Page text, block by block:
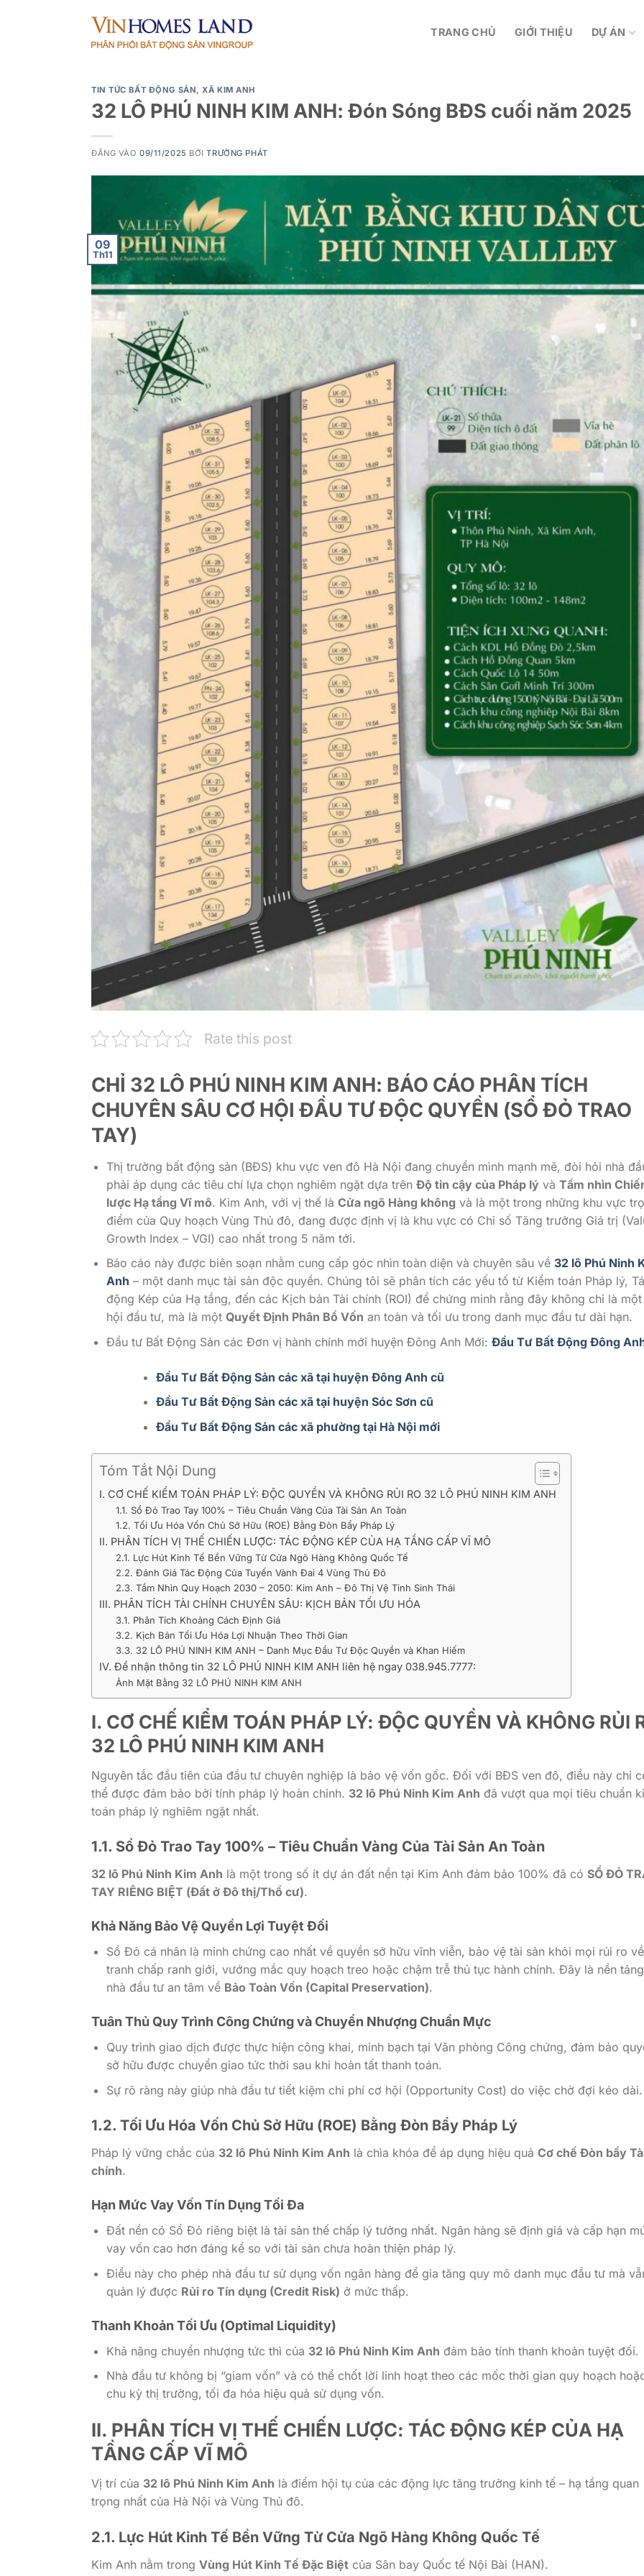
TRANG CHỦ GIỚI THIỆU DỰ ÁN
TIN TỨC BẤT ĐỘNG SẢN,XÃ KIM ANH
32 LÔ PHÚ NINH KIM ANH: Đón Sóng BĐS cuối năm 2025
ĐĂNG VÀO09/11/2025 BỞITRƯỜNG PHÁT
09
Th11
Rate this post
CHỈ 32 LÔ PHÚ NINH KIM ANH: BÁO CÁO PHÂN TÍCH
CHUYÊN SÂU CƠ HỘI ĐẦU TƯ ĐỘC QUYỀN (SỔ ĐỎ TRAO
TAY)
Thị trường bất động sản (BĐS) khu vực ven đô Hà Nội đang chuyển mình mạnh mẽ, đòi hỏi nhà
phải áp dụng các tiêu chí lựa chọn nghiêm ngặt dựa trên Độ tin cậy của Pháp lývà Tầm nhìn
lược Hạ tầng Vĩ mô. Kim Anh, với vị thế là Cửa ngõ Hàng không và là một trong những khu vực
điểm của Quy hoạch Vùng Thủ đô, đang được định vị là khu vực có Chỉ số Tăng trưởng Giá trị
Growth Index – VGI) cao nhất trong 5 năm tới.
Báo cáo này được biên soạn nhằm cung cấp góc nhìn toàn diện và chuyên sâu về 32 lô Phú Ninh
Anh – một danh mục tài sản độc quyền. Chúng tôi sẽ phân tích các yếu tố từ Kiểm toán Pháp lý,
động Kép của Hạ tầng, đến các Kịch bản Tài chính (ROI) để chứng minh rằng đây không chỉ là
hội đầu tư, mà là một Quyết Định Phân Bổ Vốn an toàn và tối ưu trong danh mục đầu tư dài hạn.
Đầu tư Bất Động Sản các Đơn vị hành chính mới huyện Đông Anh Mới: Đầu Tư Bất Động Đông
Đầu Tư Bất Động Sản các xã tại huyện Đông Anh cũ
Đầu Tư Bất Động Sản các xã tại huyện Sóc Sơn cũ
Đầu Tư Bất Động Sản các xã phường tại Hà Nội mới
Tóm Tắt Nội Dung
I. CƠ CHẾ KIỂM TOÁN PHÁP LÝ: ĐỘC QUYỀN VÀ KHÔNG RỦI RO 32 LÔ PHÚ NINH KIM ANH
1.1. Sổ Đỏ Trao Tay 100% – Tiêu Chuẩn Vàng Của Tài Sản An Toàn
1.2. Tối Ưu Hóa Vốn Chủ Sở Hữu (ROE) Bằng Đòn Bẩy Pháp Lý
II. PHÂN TÍCH VỊ THẾ CHIẾN LƯỢC: TÁC ĐỘNG KÉP CỦA HẠ TẦNG CẤP VĨ MÔ
2.1. Lực Hút Kinh Tế Bền Vững Từ Cửa Ngõ Hàng Không Quốc Tế
2.2. Đánh Giá Tác Động Của Tuyến Vành Đai 4 Vùng Thủ Đô
2.3. Tầm Nhìn Quy Hoạch 2030 – 2050: Kim Anh – Đô Thị Vệ Tinh Sinh Thái
III. PHÂN TÍCH TÀI CHÍNH CHUYÊN SÂU: KỊCH BẢN TỐI ƯU HÓA
3.1. Phân Tích Khoảng Cách Định Giá
3.2. Kịch Bản Tối Ưu Hóa Lợi Nhuận Theo Thời Gian
3.3. 32 LÔ PHÚ NINH KIM ANH – Danh Mục Đầu Tư Độc Quyền và Khan Hiếm
IV. Để nhận thông tin 32 LÔ PHÚ NINH KIM ANH liên hệ ngay 038.945.7777:
Ảnh Mặt Bằng 32 LÔ PHÚ NINH KIM ANH
I. CƠ CHẾ KIỂM TOÁN PHÁP LÝ: ĐỘC QUYỀN VÀ KHÔNG RỦI
32 LÔ PHÚ NINH KIM ANH
Nguyên tắc đầu tiên của đầu tư chuyên nghiệp là bảo vệ vốn gốc. Đối với BĐS ven đô, điều này chỉ
thể được đảm bảo bởi tính pháp lý hoàn chỉnh. 32 lô Phú Ninh Kim Anh đã vượt qua mọi tiêu chuẩn
toán pháp lý nghiêm ngặt nhất.
1.1. Sổ Đỏ Trao Tay 100% – Tiêu Chuẩn Vàng Của Tài Sản An Toàn
32 lô Phú Ninh Kim Anh là một trong số ít dự án đất nền tại Kim Anh đảm bảo 100% đã có SỔ ĐỎ
TAY RIÊNG BIỆT (Đất ở Đô thị/Thổ cư).
Khả Năng Bảo Vệ Quyền Lợi Tuyệt Đối
Sổ Đỏ cá nhân là minh chứng cao nhất về quyền sở hữu vĩnh viễn, bảo vệ tài sản khỏi mọi rủi ro về
tranh chấp ranh giới, vướng mắc quy hoạch treo hoặc chậm trễ thủ tục hành chính. Đây là nền
nhà đầu tư an tâm về Bảo Toàn Vốn (Capital Preservation).
Tuân Thủ Quy Trình Công Chứng và Chuyển Nhượng Chuẩn Mực
Quy trình giao dịch được thực hiện công khai, minh bạch tại Văn phòng Công chứng, đảm bảo
sở hữu được chuyển giao tức thời sau khi hoàn tất thanh toán.
Sự rõ ràng này giúp nhà đầu tư tiết kiệm chi phí cơ hội (Opportunity Cost) do việc chờ đợi kéo dài.
1.2. Tối Ưu Hóa Vốn Chủ Sở Hữu (ROE) Bằng Đòn Bẩy Pháp Lý
Pháp lý vững chắc của 32 lô Phú Ninh Kim Anh là chìa khóa để áp dụng hiệu quả Cơ chế Đòn bẩy
chính.
Hạn Mức Vay Vốn Tín Dụng Tối Đa
Đất nền có Sổ Đỏ riêng biệt là tài sản thế chấp lý tưởng nhất. Ngân hàng sẽ định giá và cấp hạn
vay vốn cao hơn đáng kể so với tài sản chưa hoàn thiện pháp lý.
Điều này cho phép nhà đầu tư sử dụng vốn ngân hàng để gia tăng quy mô danh mục đầu tư mà
quản lý được Rủi ro Tín dụng (Credit Risk) ở mức thấp.
Thanh Khoản Tối Ưu (Optimal Liquidity)
Khả năng chuyển nhượng tức thì của 32 lô Phú Ninh Kim Anh đảm bảo tính thanh khoản tuyệt đối.
Nhà đầu tư không bị “giam vốn” và có thể chốt lời linh hoạt theo các mốc thời gian quy hoạch
chu kỳ thị trường, tối đa hóa hiệu quả sử dụng vốn.
II. PHÂN TÍCH VỊ THẾ CHIẾN LƯỢC: TÁC ĐỘNG KÉP CỦA HẠ
TẦNG CẤP VĨ MÔ
Vị trí của 32 lô Phú Ninh Kim Anh là điểm hội tụ của các động lực tăng trưởng kinh tế – hạ tầng quan
trọng nhất của Hà Nội và Vùng Thủ đô.
2.1. Lực Hút Kinh Tế Bền Vững Từ Cửa Ngõ Hàng Không Quốc Tế
Kim Anh nằm trong Vùng Hút Kinh Tế Đặc Biệt của Sân bay Quốc tế Nội Bài (HAN).